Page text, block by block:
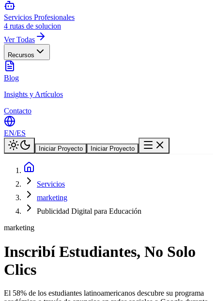
Servicios Profesionales
4 rutas de solucion
Ver Todas
Recursos
Blog
Insights y Artículos
Contacto
EN/ES
Iniciar Proyecto Iniciar Proyecto
Servicios
marketing
Publicidad Digital para Educación
marketing
Inscribí Estudiantes, No Solo
Clics
El 58% de los estudiantes latinoamericanos descubre su programa